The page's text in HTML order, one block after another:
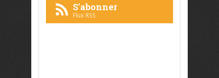
S'abonner
Flux RSS